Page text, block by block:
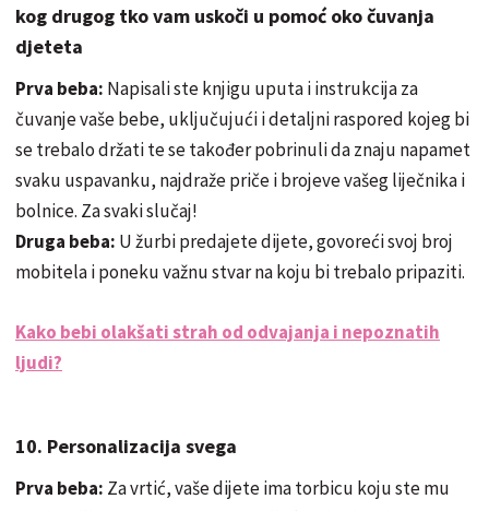
kog drugog tko vam uskoči u pomoć oko čuvanja
djeteta
Prva beba: Napisali ste knjigu uputa i instrukcija za
čuvanje vaše bebe, uključujući i detaljni raspored kojeg bi
se trebalo držati te se također pobrinuli da znaju napamet
svaku uspavanku, najdraže priče i brojeve vašeg liječnika i
bolnice. Za svaki slučaj!
Druga beba: U žurbi predajete dijete, govoreći svoj broj
mobitela i poneku važnu stvar na koju bi trebalo pripaziti.
Kako bebi olakšati strah od odvajanja i nepoznatih
ljudi?
10. Personalizacija svega
Prva beba: Za vrtić, vaše dijete ima torbicu koju ste mu